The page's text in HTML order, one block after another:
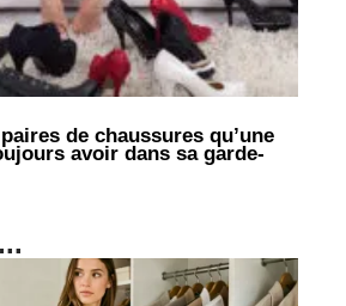
de chaussures qu’une
avoir dans sa garde-